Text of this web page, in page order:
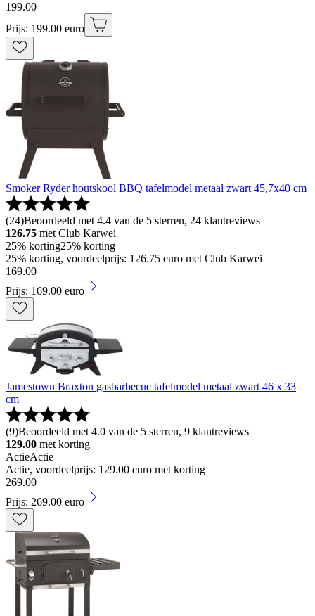
199.00
Prijs: 199.00 euro
Smoker Ryder houtskool BBQ tafelmodel metaal zwart 45,7x40 cm
(24)Beoordeeld met 4.4 van de 5 sterren, 24 klantreviews
126.75 met Club Karwei
25% korting25% korting
25% korting, voordeelprijs: 126.75 euro met Club Karwei
169.00
Prijs: 169.00 euro
Jamestown Braxton gasbarbecue tafelmodel metaal zwart 46 x 33
cm
(9)Beoordeeld met 4.0 van de 5 sterren, 9 klantreviews
129.00 met korting
ActieActie
Actie, voordeelprijs: 129.00 euro met korting
269.00
Prijs: 269.00 euro